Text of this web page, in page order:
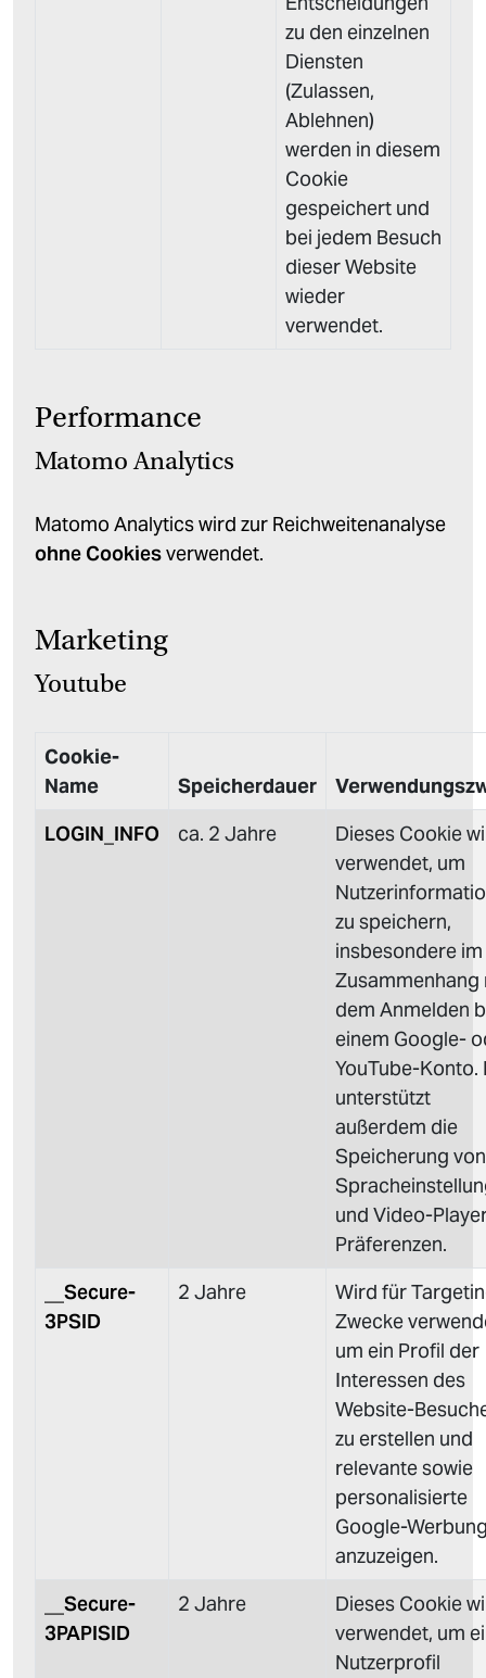
zu den einzelnen
Diensten
(Zulassen,
Ablehnen)
werden in diesem
Cookie
gespeichert und
bei jedem Besuch
dieser Website
wieder
verwendet.
Performance
Matomo Analytics
Matomo Analytics wird zur Reichweitenanalyse
ohne Cookiesverwendet.
Marketing
Youtube
Cookie-
Name
Speicherdauer
LOGIN_INFO
ca. 2 Jahre
Dieses Cookie
verwendet, um
zu speichern,
insbesondere im
Zusammenhang
dem Anmelden
einem Google-
YouTube-Konto.
unterstützt
außerdem die
Speicherung von
und Video-
Präferenzen.
__Secure-
3PSID
2 Jahre
Wird für
Zwecke
um ein Profil der
Interessen des
Website-
zu erstellen und
relevante sowie
personalisierte
Google-
anzuzeigen.
__Secure-
3PAPISID
2 Jahre
Dieses Cookie
verwendet, um
Nutzerprofil